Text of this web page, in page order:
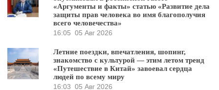
«Аргументы и факты» статью «Развитие дела
защиты прав человека во имя благополучия
всего человечества»
16:05 05 Авг 2026
Летние поездки, впечатления, шопинг,
знакомство с культурой — этим летом тренд
«Путешествие в Китай» завоевал сердца
людей по всему миру
16:03 05 Авг 2026